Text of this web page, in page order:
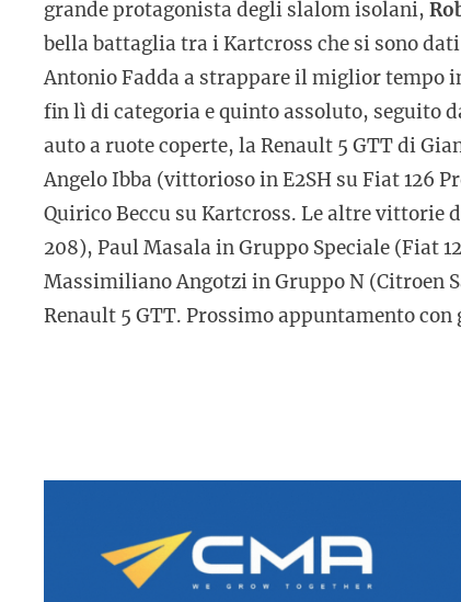
grande protagonista degli slalom isolani,
bella battaglia tra i Kartcross che si sono
Antonio Fadda a strappare il miglior tempo
fin lì di categoria e quinto assoluto, seguito
auto a ruote coperte, la Renault 5 GTT di
Angelo Ibba (vittorioso in E2SH su Fiat 126
Quirico Beccu su Kartcross. Le altre vittorie
208), Paul Masala in Gruppo Speciale (Fiat
Massimiliano Angotzi in Gruppo N (Citroen
Renault 5 GTT. Prossimo appuntamento